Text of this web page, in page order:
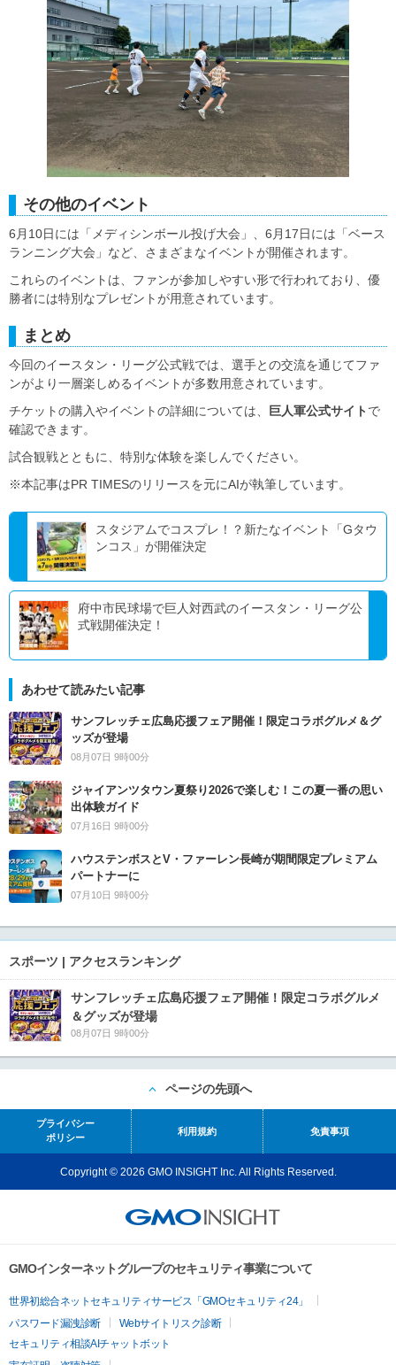
その他のイベント
6月10日には「メディシンボール投げ大会」、6月17日には「ベース
ランニング大会」など、さまざまなイベントが開催されます。
これらのイベントは、ファンが参加しやすい形で行われており、優
勝者には特別なプレゼントが用意されています。
まとめ
今回のイースタン・リーグ公式戦では、選手との交流を通じてファ
ンがより一層楽しめるイベントが多数用意されています。
チケットの購入やイベントの詳細については、
巨人軍公式サイト で
確認できます。
試合観戦とともに、特別な体験を楽しんでください。
※本記事はPR TIMESのリリースを元にAIが執筆しています。
スタジアムでコスプレ！？新たなイベント「Gタウ
ンコス」が開催決定
府中市民球場で巨人対西武のイースタン・リーグ公
式戦開催決定！
あわせて読みたい記事
サンフレッチェ広島応援フェア開催！限定コラボグルメ＆グ
ッズが登場
08月07日 9時00分
ジャイアンツタウン夏祭り2026で楽しむ！この夏一番の思い
出体験ガイド
07月16日 9時00分
ハウステンボスとV・ファーレン長崎が期間限定プレミアム
パートナーに
07月10日 9時00分
スポーツ | アクセスランキング
サンフレッチェ広島応援フェア開催！限定コラボグルメ
＆グッズが登場
08月07日 9時00分
ページの先頭へ
プライバシー
ポリシー
利用規約 免責事項
Copyright © 2026 GMO INSIGHT Inc. All Rights Reserved.
GMOインターネットグループのセキュリティ事業について
世界初総合ネットセキュリティサービス「GMOセキュリティ24」
パスワード漏洩診断
Webサイトリスク診断
セキュリティ相談AIチャットボット